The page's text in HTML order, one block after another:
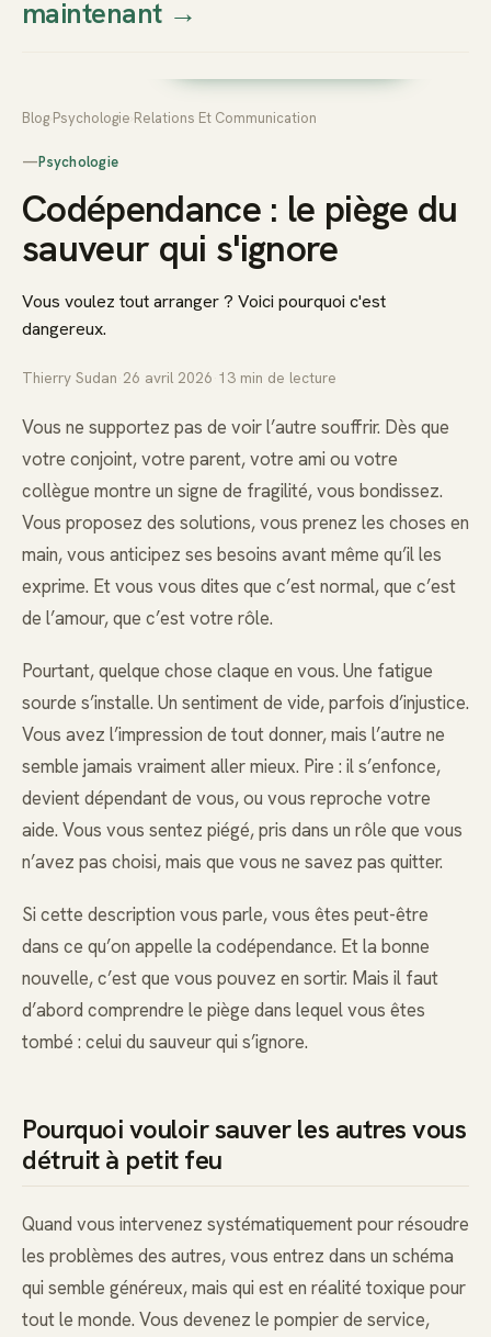
Thierry
Prendre rendez-vous dès
maintenant→
Blog Psychologie Relations Et Communication
—Psychologie
Codépendance : le piège du
sauveur qui s'ignore
Vous voulez tout arranger ? Voici pourquoi c'est
dangereux.
Thierry Sudan 26 avril 2026 13 min de lecture
Vous ne supportez pas de voir l’autre souffrir. Dès que
votre conjoint, votre parent, votre ami ou votre
collègue montre un signe de fragilité, vous bondissez.
Vous proposez des solutions, vous prenez les choses en
main, vous anticipez ses besoins avant même qu’il les
exprime. Et vous vous dites que c’est normal, que c’est
de l’amour, que c’est votre rôle.
Pourtant, quelque chose claque en vous. Une fatigue
sourde s’installe. Un sentiment de vide, parfois d’injustice.
Vous avez l’impression de tout donner, mais l’autre ne
semble jamais vraiment aller mieux. Pire : il s’enfonce,
devient dépendant de vous, ou vous reproche votre
aide. Vous vous sentez piégé, pris dans un rôle que vous
n’avez pas choisi, mais que vous ne savez pas quitter.
Si cette description vous parle, vous êtes peut-être
dans ce qu’on appelle la codépendance. Et la bonne
nouvelle, c’est que vous pouvez en sortir. Mais il faut
d’abord comprendre le piège dans lequel vous êtes
tombé : celui du sauveur qui s’ignore.
Pourquoi vouloir sauver les autres vous
détruit à petit feu
Quand vous intervenez systématiquement pour résoudre
les problèmes des autres, vous entrez dans un schéma
qui semble généreux, mais qui est en réalité toxique pour
tout le monde. Vous devenez le pompier de service,